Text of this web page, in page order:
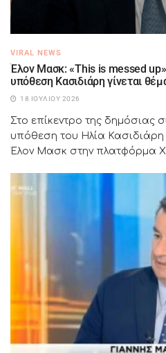
VIRAL NEWS
Έλον Μασκ: «This is messed
υπόθεση Κασιδιάρη γίνεται
18 ΙΟΥΛΊΟΥ 2026
Στο επίκεντρο της δημόσιας
υπόθεση του Ηλία
Έλον Μασκ στην πλατφόρμα